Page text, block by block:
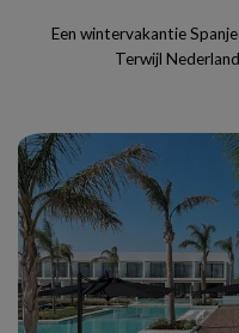
Een wintervakantie
Terwijl